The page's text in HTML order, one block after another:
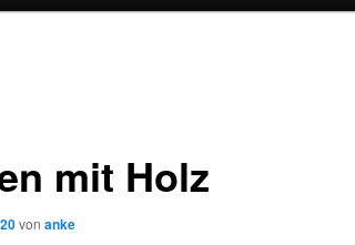
mit Holz
von anke